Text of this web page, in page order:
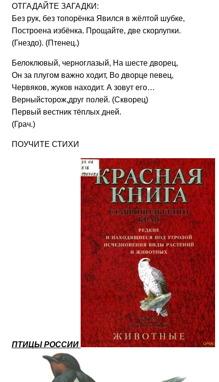
ОТГАДАЙТЕ ЗАГАДКИ:
Без рук, без топорёнка Явился в жёлтой шубке,
Построена избёнка. Прощайте, две скорлупки.
(Гнездо). (Птенец.)
Белоклювый, черноглазый, На шесте дворец,
Он за плугом важно ходит, Во дворце певец,
Червяков, жуков находит. А зовут его…
Верныйсторож,друг полей. (Скворец)
Первый вестник тёплых дней.
(Грач.)
ПОУЧИТЕ СТИХИ
ПТИЦЫ РОССИИ